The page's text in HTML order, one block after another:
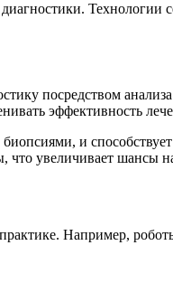
Технологии
посредством
эффективность
и
что увеличивает шансы
Например,